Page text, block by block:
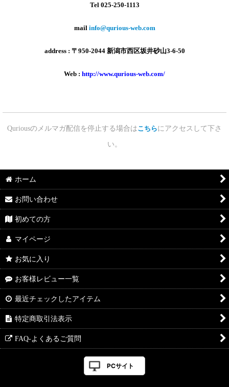
Tel 025-250-1113
mail info@qurious-web.com
address : 〒950-2044 新潟市西区坂井砂山3-6-50
Web : http://www.qurious-web.com/
Quriousのメルマガ配信を停止する場合はこちらにアクセスして下さ
い。
ホーム
お問い合わせ
初めての方
マイページ
お気に入り
お客様レビュー一覧
最近チェックしたアイテム
特定商取引法表示
FAQ-よくあるご質問
PCサイト